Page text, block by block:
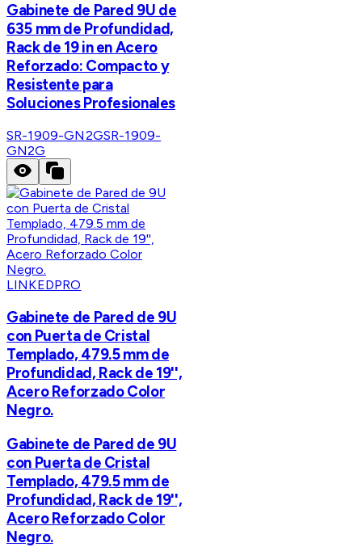
Gabinete de Pared 9U de
635 mm de Profundidad,
Rack de 19 in en Acero
Reforzado: Compacto y
Resistente para
Soluciones Profesionales
SR-1909-GN2GSR-1909-
GN2G
LINKEDPRO
Gabinete de Pared de 9U
con Puerta de Cristal
Templado, 479.5 mm de
Profundidad, Rack de 19'',
Acero Reforzado Color
Negro.
Gabinete de Pared de 9U
con Puerta de Cristal
Templado, 479.5 mm de
Profundidad, Rack de 19'',
Acero Reforzado Color
Negro.